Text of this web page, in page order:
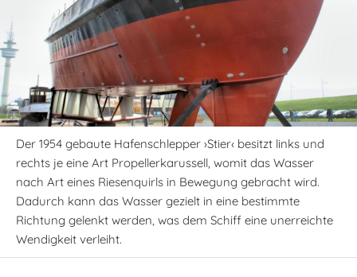
Der 1954 gebaute Hafenschlepper ›Stier‹ besitzt links und
rechts je eine Art Propellerkarussell, womit das Wasser
nach Art eines Riesenquirls in Bewegung gebracht wird.
Dadurch kann das Wasser gezielt in eine bestimmte
Richtung gelenkt werden, was dem Schiff eine unerreichte
Wendigkeit verleiht.